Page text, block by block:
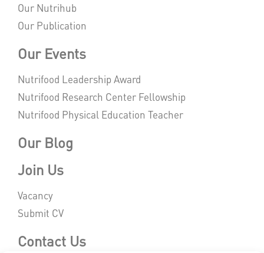
Our Nutrihub
Our Publication
Our Events
Nutrifood Leadership Award
Nutrifood Research Center Fellowship
Nutrifood Physical Education Teacher
Our Blog
Join Us
Vacancy
Submit CV
Contact Us